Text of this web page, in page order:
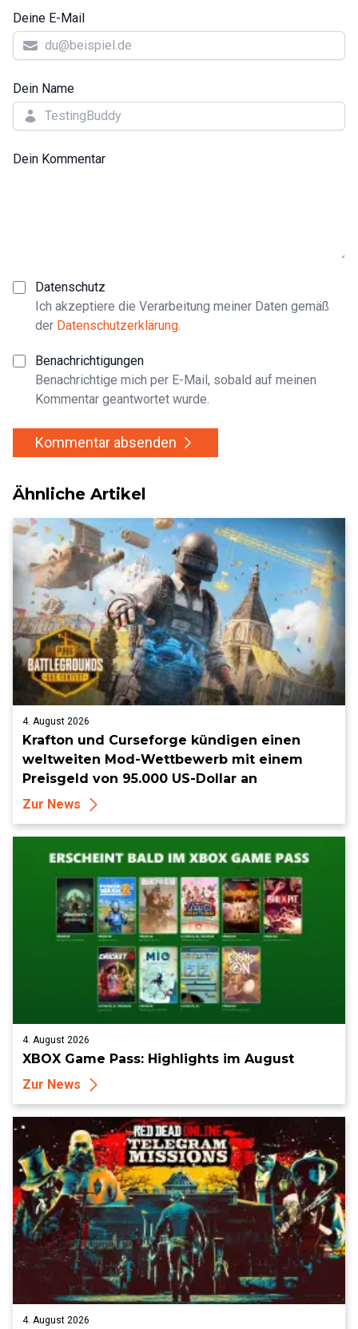
Deine E-Mail
Dein Name
Dein Kommentar
Datenschutz
Ich akzeptiere die Verarbeitung meiner Daten gemäß
der Datenschutzerklärung.
Benachrichtigungen
Benachrichtige mich per E-Mail, sobald auf meinen
Kommentar geantwortet wurde.
Kommentar absenden
Ähnliche Artikel
4. August 2026
Krafton und Curseforge kündigen einen
weltweiten Mod-Wettbewerb mit einem
Preisgeld von 95.000 US-Dollar an
Zur News
4. August 2026
XBOX Game Pass: Highlights im August
Zur News
4. August 2026